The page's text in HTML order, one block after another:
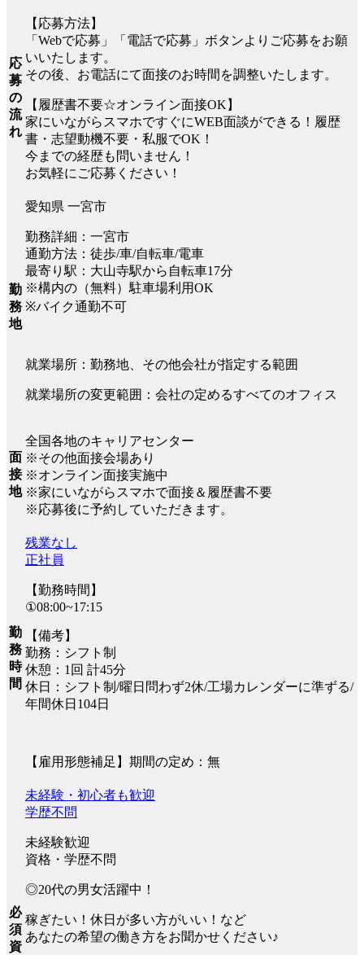
応
募
の
流
れ
【応募方法】
「Webで応募」「電話で応募」ボタンよりご応募をお願
いいたします。
その後、お電話にて面接のお時間を調整いたします。
【履歴書不要☆オンライン面接OK】
家にいながらスマホですぐにWEB面談ができる！履歴
書・志望動機不要・私服でOK！
今までの経歴も問いません！
お気軽にご応募ください！
勤
務
地
愛知県 一宮市
勤務詳細：一宮市
通勤方法：徒歩/車/自転車/電車
最寄り駅：大山寺駅から自転車17分
※構内の（無料）駐車場利用OK
※バイク通勤不可
就業場所：勤務地、その他会社が指定する範囲
就業場所の変更範囲：会社の定めるすべてのオフィス
面
接
地
全国各地のキャリアセンター
※その他面接会場あり
※オンライン面接実施中
※家にいながらスマホで面接＆履歴書不要
※応募後に予約していただきます。
勤
務
時
間
残業なし
正社員
【勤務時間】
①08:00~17:15
【備考】
勤務：シフト制
休憩：1回 計45分
休日：シフト制/曜日問わず2休/工場カレンダーに準ずる/
年間休日104日
【雇用形態補足】期間の定め：無
必
須
資
未経験・初心者も歓迎
学歴不問
未経験歓迎
資格・学歴不問
◎20代の男女活躍中！
稼ぎたい！休日が多い方がいい！など
あなたの希望の働き方をお聞かせください♪